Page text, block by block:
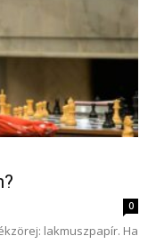
0
lakmuszpapír. Ha